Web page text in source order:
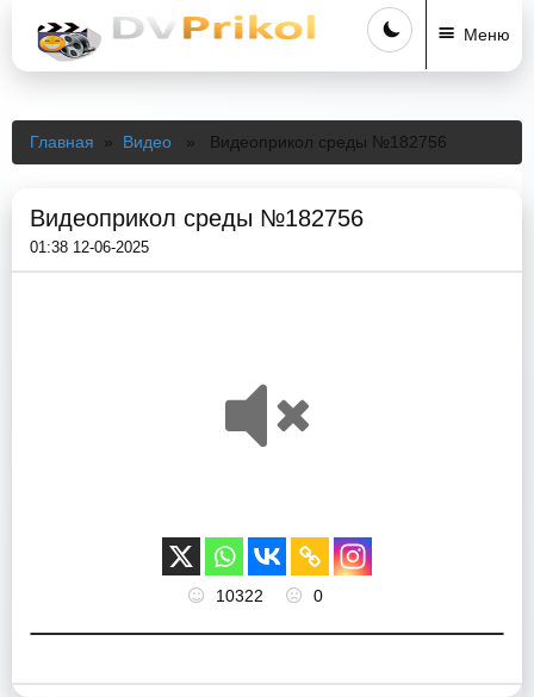
Меню
Главная » Видео » Видеоприкол среды №182756
Видеоприкол среды №182756
01:38 12-06-2025
10322 0